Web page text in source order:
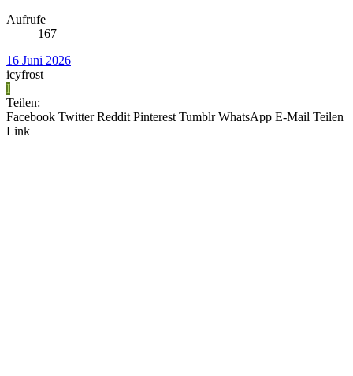
Aufrufe
167
16 Juni 2026
icyfrost
I
Teilen:
Facebook Twitter Reddit Pinterest Tumblr WhatsApp E-Mail Teilen
Link